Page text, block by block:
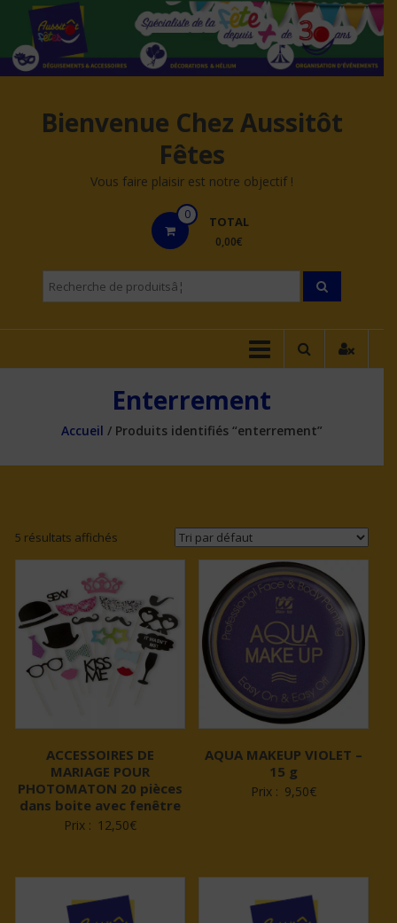
contenu
Bienvenue Chez Aussitôt
Fêtes
Vous faire plaisir est notre objectif !
0 TOTAL
0,00€
Recherche
pourÂ :
Enterrement
Accueil / Produits identifiés “enterrement”
5 résultats affichés
ACCESSOIRES DE
MARIAGE POUR
PHOTOMATON 20 pièces
dans boite avec fenêtre
Prix : 12,50€
AQUA MAKEUP VIOLET –
15 g
Prix : 9,50€